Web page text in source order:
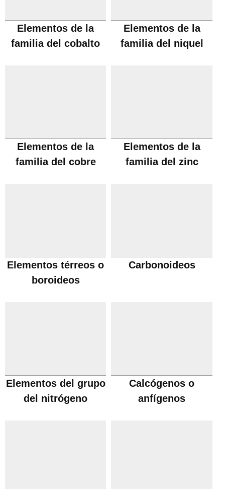
Elementos de la
familia del cobalto
Elementos de la
familia del niquel
Elementos de la
familia del cobre
Elementos de la
familia del zinc
Elementos térreos o
boroideos
Carbonoideos
Elementos del grupo
del nitrógeno
Calcógenos o
anfígenos